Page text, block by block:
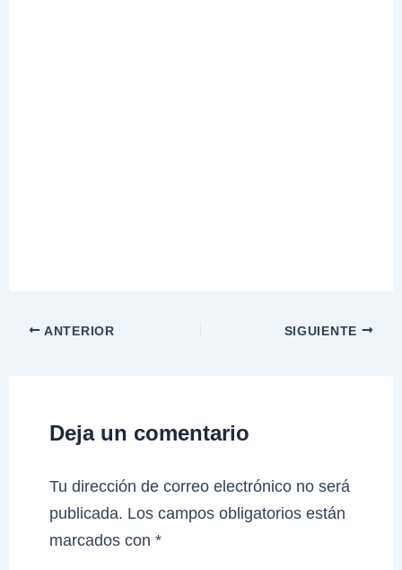
ANTERIOR SIGUIENTE
Deja un comentario
Tu dirección de correo electrónico no será
publicada. Los campos obligatorios están
marcados con*